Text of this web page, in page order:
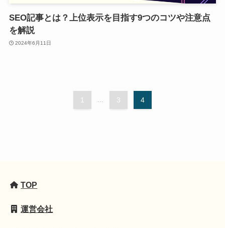
SEO記事とは？上位表示を目指す9つのコツや注意点
を解説
2024年6月11日
1 3 4
TOP
運営会社